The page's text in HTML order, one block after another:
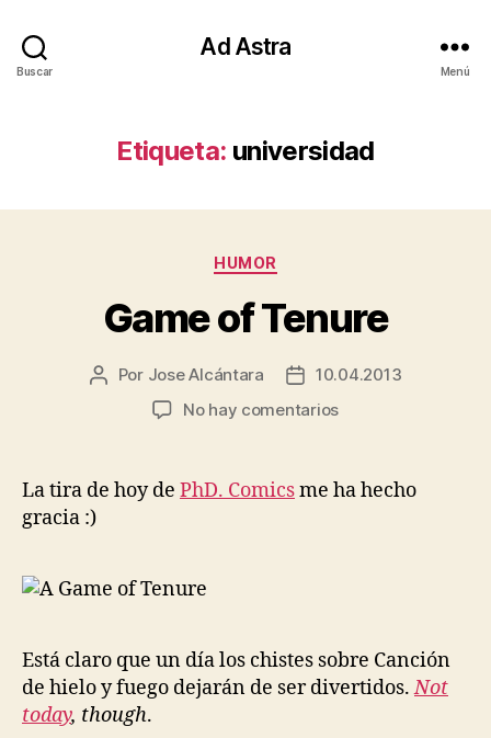
Buscar
Ad Astra
Menú
Etiqueta: universidad
Categorías
HUMOR
Game of Tenure
Autor
Por Jose Alcántara
Fecha10.04.2013
No hay comentariosen
Tenure
La tira de hoy de PhD. Comicsme ha hecho
gracia :)
Está claro que un día los chistes sobre Canción
de hielo y fuego dejarán de ser divertidos.Not
today, though.